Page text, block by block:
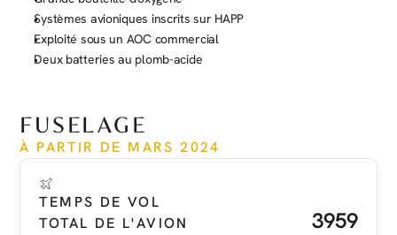
Systèmes avioniques inscrits sur HAPP
Exploité sous un AOC commercial
Deux batteries au plomb-acide
FUSELAGE
À PARTIR DE MARS 2024
TEMPS DE VOL
TOTAL DE L'AVION
3959